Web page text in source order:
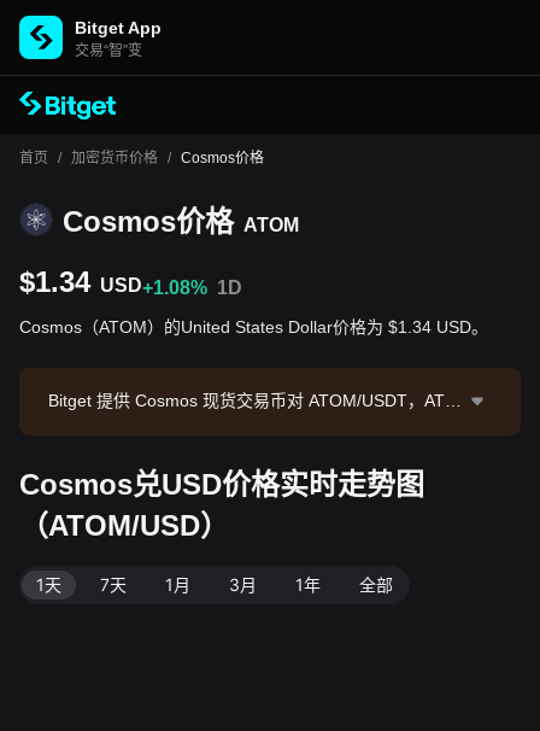
Bitget App
交易“智”变
首页 / 加密货币价格 / Cosmos价格
Cosmos价格 ATOM
$1.34 USD+1.08% 1D
Cosmos（ATOM）的United States Dollar价格为 $1.34 USD。
Bitget 提供 Cosmos 现货交易币对 ATOM/USDT，ATO
3M ATOM。数据来源：Bitget 交易所，最后更新时间：
2026-08-07 13:13:16。
Cosmos兑USD价格实时走势图
（ATOM/USD）
1天 7天 1月 3月 1年 全部